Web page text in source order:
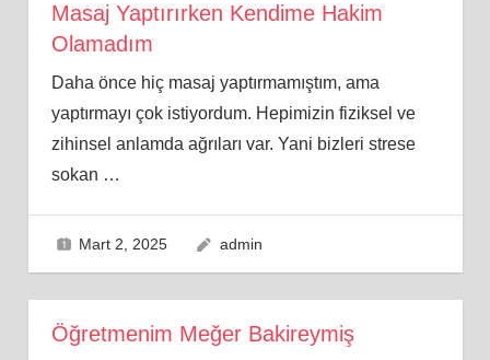
Masaj Yaptırırken Kendime Hakim
Olamadım
Daha önce hiç masaj yaptırmamıştım, ama
yaptırmayı çok istiyordum. Hepimizin fiziksel ve
zihinsel anlamda ağrıları var. Yani bizleri strese
sokan …
Mart 2, 2025 admin
Öğretmenim Meğer Bakireymiş